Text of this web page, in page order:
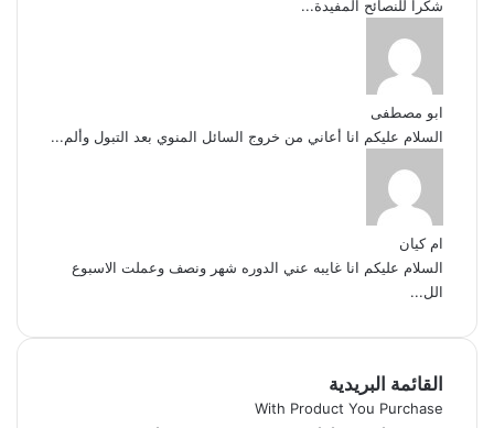
شكرا للنصائح المفيدة...
ابو مصطفى
السلام عليكم انا أعاني من خروج السائل المنوي بعد التبول وألم...
ام كيان
السلام عليكم انا غايبه عني الدوره شهر ونصف وعملت الاسبوع
الل...
القائمة البريدية
With Product You Purchase